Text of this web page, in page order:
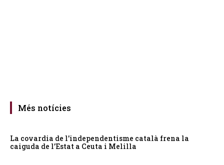
Més notícies
La covardia de l’independentisme català frena la
caiguda de l’Estat a Ceuta i Melilla